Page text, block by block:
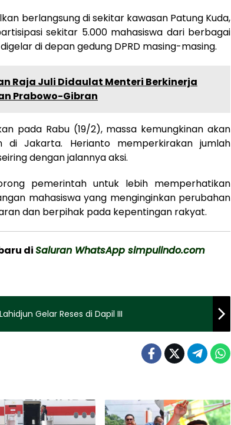
berlangsung di sekitar kawasan Patung Kuda,
sekitar 5.000 mahasiswa dari berbagai
di depan gedung DPRD masing-masing.
Raja Juli Didaulat Menteri Berkinerja
Prabowo-Gibran
pada Rabu (19/2), massa kemungkinan akan
di Jakarta. Herianto memperkirakan jumlah
dengan jalannya aksi.
pemerintah untuk lebih memperhatikan
mahasiswa yang menginginkan perubahan
dan berpihak pada kepentingan rakyat.
diSaluran WhatsApp simpulindo.com
Gelar Reses di Dapil III